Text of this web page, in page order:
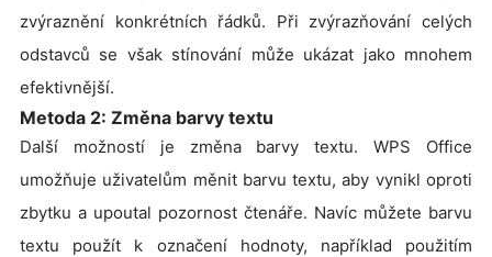
zvýraznění konkrétních řádků. Při zvýrazňování celých
odstavců se však stínování může ukázat jako mnohem
efektivnější.
Metoda 2: Změna barvy textu
Další možností je změna barvy textu. WPS Office
umožňuje uživatelům měnit barvu textu, aby vynikl oproti
zbytku a upoutal pozornost čtenáře. Navíc můžete barvu
textu použít k označení hodnoty, například použitím